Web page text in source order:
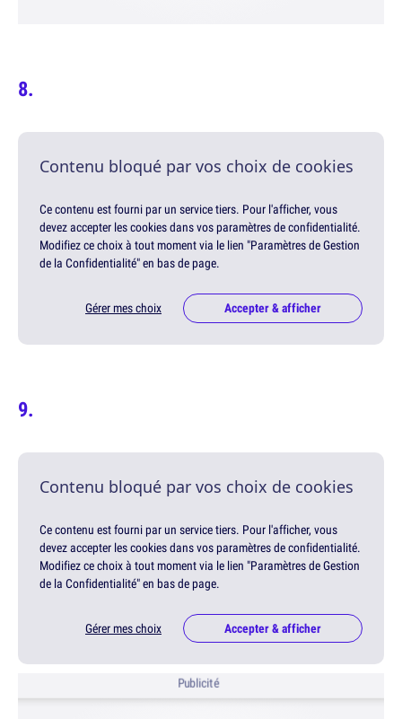
Contenu bloqué par vos choix de cookies
Ce contenu est fourni par un service tiers. Pour l'afficher, vous
devez accepter les cookies dans vos paramètres de confidentialité.
Modifiez ce choix à tout moment via le lien "Paramètres de Gestion
de la Confidentialité" en bas de page.
Gérer mes choix Accepter & afficher
Contenu bloqué par vos choix de cookies
Ce contenu est fourni par un service tiers. Pour l'afficher, vous
devez accepter les cookies dans vos paramètres de confidentialité.
Modifiez ce choix à tout moment via le lien "Paramètres de Gestion
de la Confidentialité" en bas de page.
Gérer mes choix Accepter & afficher
Publicité